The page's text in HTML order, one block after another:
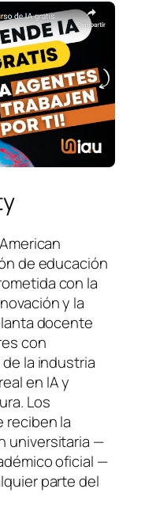
de educación
con la
y la
docente
con
la industria
en IA y
Los
reciben la
universitaria —
oficial —
parte del